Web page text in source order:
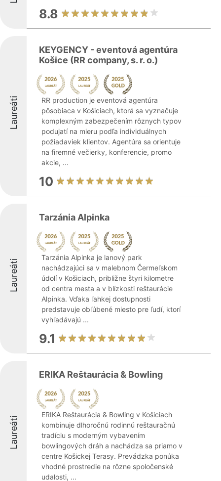
8.8
Laureáti
KEYGENCY - eventová agentúra
Košice (RR company, s. r. o.)
RR production je eventová agentúra
pôsobiaca v Košiciach, ktorá sa vyznačuje
komplexným zabezpečením rôznych typov
podujatí na mieru podľa individuálnych
požiadaviek klientov. Agentúra sa orientuje
na firemné večierky, konferencie, promo
akcie, ...
10
Laureáti
Tarzánia Alpinka
Tarzánia Alpinka je lanový park
nachádzajúci sa v malebnom Čermeľskom
údolí v Košiciach, približne štyri kilometre
od centra mesta a v blízkosti reštaurácie
Alpinka. Vďaka ľahkej dostupnosti
predstavuje obľúbené miesto pre ľudí, ktorí
vyhľadávajú ...
9.1
Laureáti
ERIKA Reštaurácia & Bowling
ERIKA Reštaurácia & Bowling v Košiciach
kombinuje dlhoročnú rodinnú reštauračnú
tradíciu s moderným vybavením
bowlingových dráh a nachádza sa priamo v
centre Košickej Terasy. Prevádzka ponúka
vhodné prostredie na rôzne spoločenské
udalosti, ...